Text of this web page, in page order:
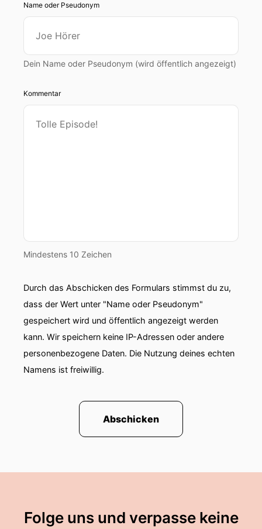
Name oder Pseudonym
Dein Name oder Pseudonym (wird öffentlich angezeigt)
Kommentar
Mindestens 10 Zeichen
Durch das Abschicken des Formulars stimmst du zu,
dass der Wert unter "Name oder Pseudonym"
gespeichert wird und öffentlich angezeigt werden
kann. Wir speichern keine IP-Adressen oder andere
personenbezogene Daten. Die Nutzung deines echten
Namens ist freiwillig.
Abschicken
Folge uns und verpasse keine